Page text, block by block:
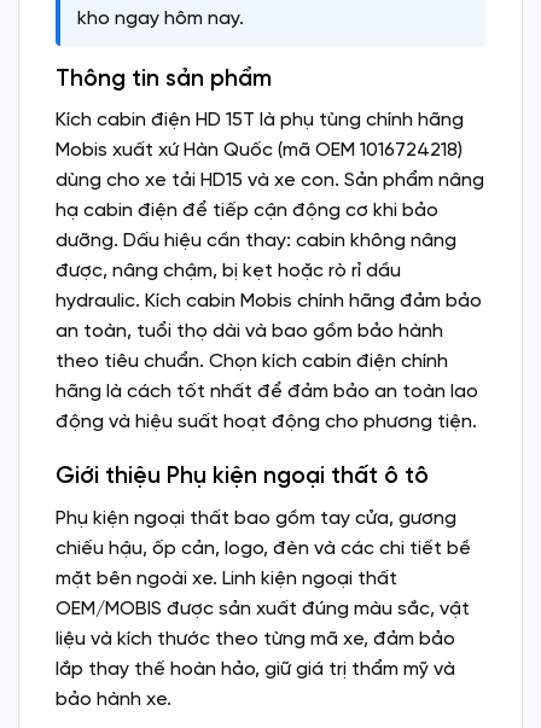
kho ngay hôm nay.
Thông tin sản phẩm
Kích cabin điện HD 15T là phụ tùng chính hãng
Mobis xuất xứ Hàn Quốc (mã OEM 1016724218)
dùng cho xe tải HD15 và xe con. Sản phẩm nâng
hạ cabin điện để tiếp cận động cơ khi bảo
dưỡng. Dấu hiệu cần thay: cabin không nâng
được, nâng chậm, bị kẹt hoặc rò rỉ dầu
hydraulic. Kích cabin Mobis chính hãng đảm bảo
an toàn, tuổi thọ dài và bao gồm bảo hành
theo tiêu chuẩn. Chọn kích cabin điện chính
hãng là cách tốt nhất để đảm bảo an toàn lao
động và hiệu suất hoạt động cho phương tiện.
Giới thiệu Phụ kiện ngoại thất ô tô
Phụ kiện ngoại thất bao gồm tay cửa, gương
chiếu hậu, ốp cản, logo, đèn và các chi tiết bề
mặt bên ngoài xe. Linh kiện ngoại thất
OEM/MOBIS được sản xuất đúng màu sắc, vật
liệu và kích thước theo từng mã xe, đảm bảo
lắp thay thế hoàn hảo, giữ giá trị thẩm mỹ và
bảo hành xe.